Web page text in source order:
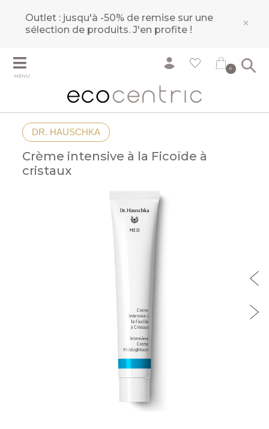
Outlet : jusqu'à -50% de remise sur une
sélection de produits.J'en profite ! ×
MENU
0
DR. HAUSCHKA
Crème intensive à la Ficoïde à
cristaux